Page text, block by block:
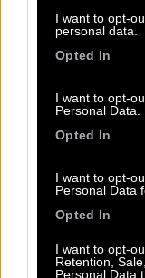
I want to opt-
personal data.
Opted In
I want to opt-
Personal Data.
Opted In
I want to opt-
Personal Data
Opted In
I want to opt-
Retention,
Personal Data